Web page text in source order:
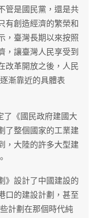
管是國民黨，還是共
有創造經濟的繁榮和
，臺灣長期以來按照
，讓臺灣人民享受到
改革開放之後，人民
漸靠近的具體表
了《國民政府建國大
了整個國家的工業建
，大陸的許多大型建
》設計了中國建設的
口的建設計劃，甚至
計劃在那個時代純